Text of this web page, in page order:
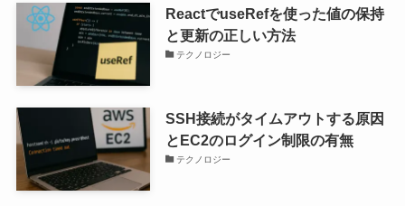
ReactでuseRefを使った値の保持
と更新の正しい方法
テクノロジー
SSH接続がタイムアウトする原因
とEC2のログイン制限の有無
テクノロジー